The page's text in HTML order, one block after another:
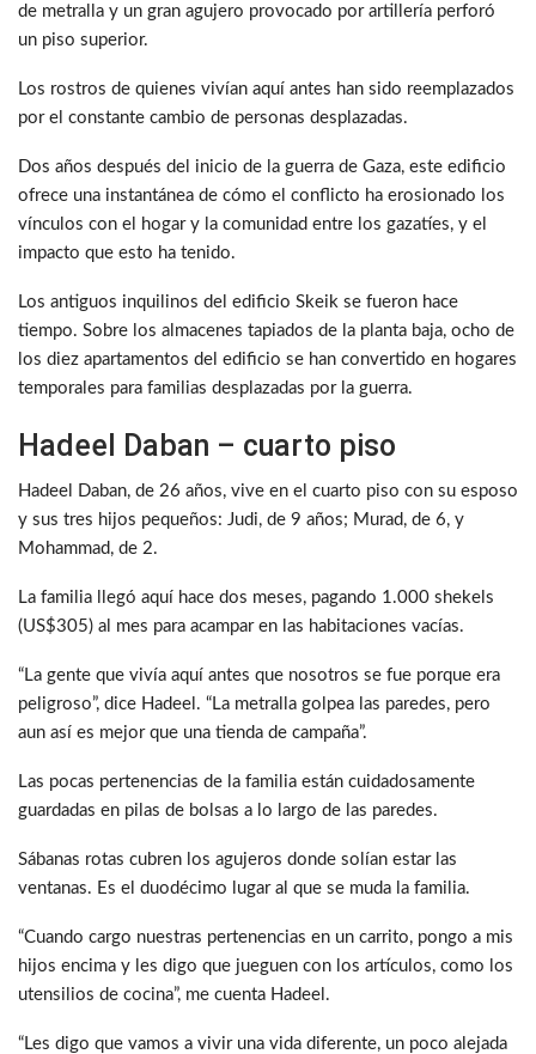
de metralla y un gran agujero provocado por artillería perforó
un piso superior.
Los rostros de quienes vivían aquí antes han sido reemplazados
por el constante cambio de personas desplazadas.
Dos años después del inicio de la guerra de Gaza, este edificio
ofrece una instantánea de cómo el conflicto ha erosionado los
vínculos con el hogar y la comunidad entre los gazatíes, y el
impacto que esto ha tenido.
Los antiguos inquilinos del edificio Skeik se fueron hace
tiempo. Sobre los almacenes tapiados de la planta baja, ocho de
los diez apartamentos del edificio se han convertido en hogares
temporales para familias desplazadas por la guerra.
Hadeel Daban – cuarto piso
Hadeel Daban, de 26 años, vive en el cuarto piso con su esposo
y sus tres hijos pequeños: Judi, de 9 años; Murad, de 6, y
Mohammad, de 2.
La familia llegó aquí hace dos meses, pagando 1.000 shekels
(US$305) al mes para acampar en las habitaciones vacías.
“La gente que vivía aquí antes que nosotros se fue porque era
peligroso”, dice Hadeel. “La metralla golpea las paredes, pero
aun así es mejor que una tienda de campaña”.
Las pocas pertenencias de la familia están cuidadosamente
guardadas en pilas de bolsas a lo largo de las paredes.
Sábanas rotas cubren los agujeros donde solían estar las
ventanas. Es el duodécimo lugar al que se muda la familia.
“Cuando cargo nuestras pertenencias en un carrito, pongo a mis
hijos encima y les digo que jueguen con los artículos, como los
utensilios de cocina”, me cuenta Hadeel.
“Les digo que vamos a vivir una vida diferente, un poco alejada